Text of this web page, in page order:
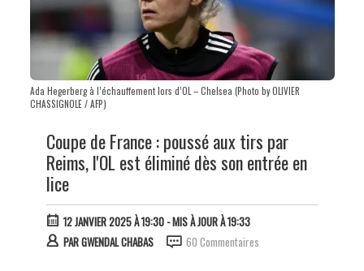
Ada Hegerberg à l’échauffement lors d’OL – Chelsea (Photo by OLIVIER
CHASSIGNOLE / AFP)
Coupe de France : poussé aux tirs par
Reims, l'OL est éliminé dès son entrée en
lice
12 JANVIER 2025 À 19:30- MIS À JOUR À 19:33
PARGWENDAL CHABAS 60 Commentaires